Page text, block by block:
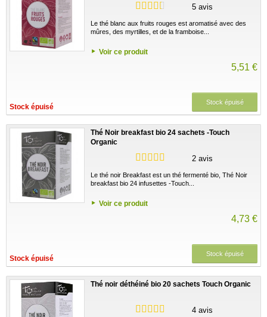
5 avis
Le thé blanc aux fruits rouges est aromatisé avec des
mûres, des myrtilles, et de la framboise...
Voir ce produit
5,51 €
Stock épuisé
Stock épuisé
Thé Noir breakfast bio 24 sachets -Touch
Organic
2 avis
Le thé noir Breakfast est un thé fermenté bio, Thé Noir
breakfast bio 24 infusettes -Touch...
Voir ce produit
4,73 €
Stock épuisé
Stock épuisé
Thé noir déthéiné bio 20 sachets Touch Organic
4 avis